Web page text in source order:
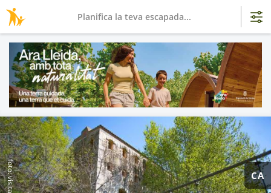
CA
Planifica la teva escapada...